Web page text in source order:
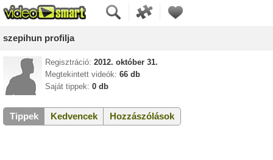
szepihun profilja
Regisztráció: 2012. október 31.
Megtekintett videók: 66 db
Saját tippek: 0 db
Tippek Kedvencek Hozzászólások